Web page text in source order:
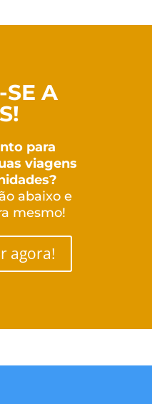
SE A
para
viagens
abaixo e
mesmo!
agora!